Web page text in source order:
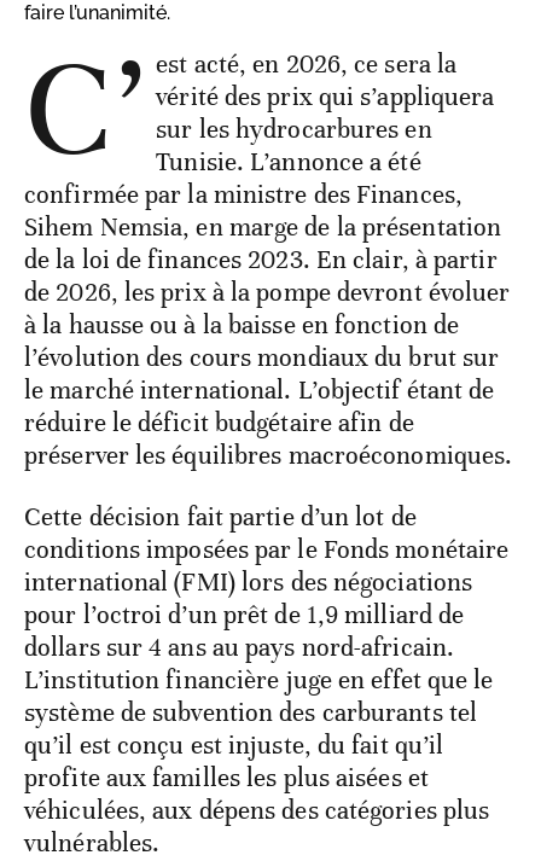
faire l’unanimité.
C’ est acté, en 2026, ce sera la
vérité des prix qui s’appliquera
sur les hydrocarbures en
Tunisie. L’annonce a été
confirmée par la ministre des Finances,
Sihem Nemsia, en marge de la présentation
de la loi de finances 2023. En clair, à partir
de 2026, les prix à la pompe devront évoluer
à la hausse ou à la baisse en fonction de
l’évolution des cours mondiaux du brut sur
le marché international. L’objectif étant de
réduire le déficit budgétaire afin de
préserver les équilibres macroéconomiques.
Cette décision fait partie d’un lot de
conditions imposées par le Fonds monétaire
international (FMI) lors des négociations
pour l’octroi d’un prêt de 1,9 milliard de
dollars sur 4 ans au pays nord-africain.
L’institution financière juge en effet que le
système de subvention des carburants tel
qu’il est conçu est injuste, du fait qu’il
profite aux familles les plus aisées et
véhiculées, aux dépens des catégories plus
vulnérables.